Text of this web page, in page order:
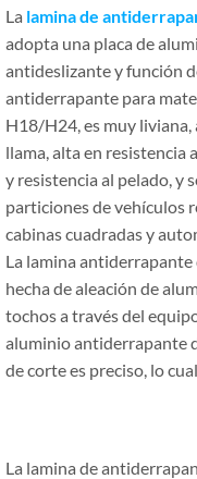
La lamina de
adopta una placa de
antideslizante y función
antiderrapante para
H18/H24, es muy
llama, alta en resistencia
y resistencia al pelado, y
particiones de vehículos
cabinas cuadradas y
La lamina
hecha de aleación de
tochos a través del
aluminio antiderrapante
de corte es preciso, lo
La lamina de